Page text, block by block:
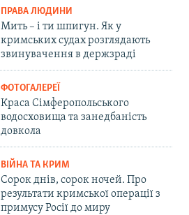
ПРАВА ЛЮДИНИ
Мить – і ти шпигун. Як у
кримських судах розглядають
звинувачення в держзраді
ФОТОГАЛЕРЕЇ
Краса Сімферопольського
водосховища та занедбаність
довкола
ВІЙНА ТА КРИМ
Сорок днів, сорок ночей. Про
результати кримської операції з
примусу Росії до миру